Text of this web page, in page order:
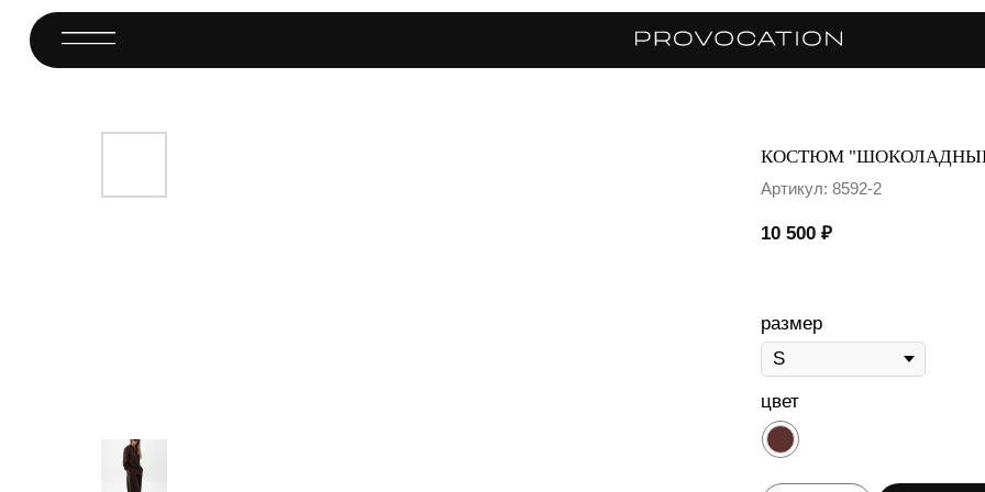
КОСТЮМ
Артикул: 8592-2
10 500 ₽
размер
цвет